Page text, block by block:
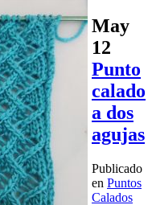
May
12
Punto
calado
a dos
agujas
Publicado
en Puntos
Calados